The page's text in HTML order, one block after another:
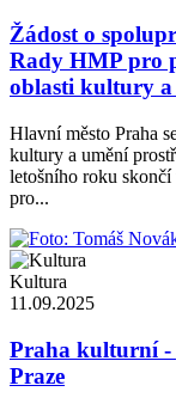
Žádost o
Rady HMP pro
oblasti kultury a
Hlavní město Praha
kultury a umění
letošního roku
pro...
Kultura
11.09.2025
Praha kulturní -
Praze